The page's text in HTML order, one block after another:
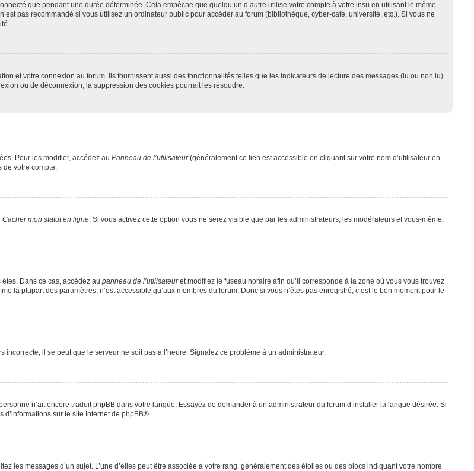
que pendant une durée déterminée. Cela empêche que quelqu’un d’autre utilise votre compte à votre insu en utilisant le même
pas recommandé si vous utilisez un ordinateur public pour accéder au forum (bibliothèque, cyber-café, université, etc.). Si vous ne
et votre connexion au forum. Ils fournissent aussi des fonctionnalités telles que les indicateurs de lecture des messages (lu ou non lu)
ou de déconnexion, la suppression des cookies pourrait les résoudre.
Pour les modifier, accédez au Panneau de l’utilisateur(généralement ce lien est accessible en cliquant sur votre nom d’utilisateur en
de votre compte.
Cacher mon statut en ligne. Si vous activez cette option vous ne serez visible que par les administrateurs, les modérateurs et vous-même.
Dans ce cas, accédez au panneau de l’utilisateuret modifiez le fuseau horaire afin qu’il corresponde à la zone où vous vous trouvez
la plupart des paramètres, n’est accessible qu’aux membres du forum. Donc si vous n’êtes pas enregistré, c’est le bon moment pour le
il se peut que le serveur ne soit pas à l’heure. Signalez ce problème à un administrateur.
n’ait encore traduit phpBB dans votre langue. Essayez de demander à un administrateur du forum d’installer la langue désirée. Si
d’informations sur le site Internet de phpBB®.
les messages d’un sujet. L’une d’elles peut être associée à votre rang, généralement des étoiles ou des blocs indiquant votre nombre